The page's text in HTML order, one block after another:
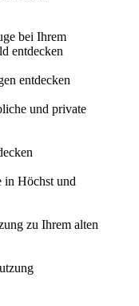
bei Ihrem
entdecken
entdecken
und private
in Höchst und
zu Ihrem alten